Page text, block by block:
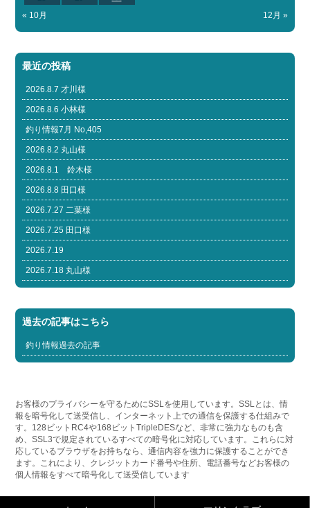
« 10月
12月 »
最近の投稿
2026.8.7 才川様
2026.8.6 小林様
釣り情報7月 No,405
2026.8.2 丸山様
2026.8.1 鈴木様
2026.8.8 田口様
2026.7.27 二葉様
2026.7.25 田口様
2026.7.19
2026.7.18 丸山様
過去の記事はこちら
釣り情報過去の記事
お客様のプライバシーを守るためにSSLを使用しています。SSLとは、情
報を暗号化して送受信し、インターネット上での通信を保護する仕組みで
す。128ビットRC4や168ビットTripleDESなど、非常に強力なものも含
め、SSL3で規定されているすべての暗号化に対応しています。これらに対
応しているブラウザをお持ちなら、通信内容を強力に保護することができ
ます。これにより、クレジットカード番号や住所、電話番号などお客様の
個人情報をすべて暗号化して送受信しています